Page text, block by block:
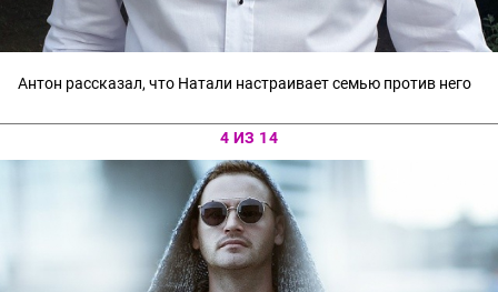
Антон рассказал, что Натали настраивает семью против него
4 ИЗ 14